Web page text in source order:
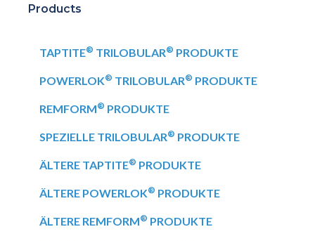
Products
TAPTITE® TRILOBULAR® PRODUKTE
POWERLOK® TRILOBULAR® PRODUKTE
REMFORM® PRODUKTE
SPEZIELLE TRILOBULAR® PRODUKTE
ÄLTERE TAPTITE® PRODUKTE
ÄLTERE POWERLOK® PRODUKTE
ÄLTERE REMFORM® PRODUKTE